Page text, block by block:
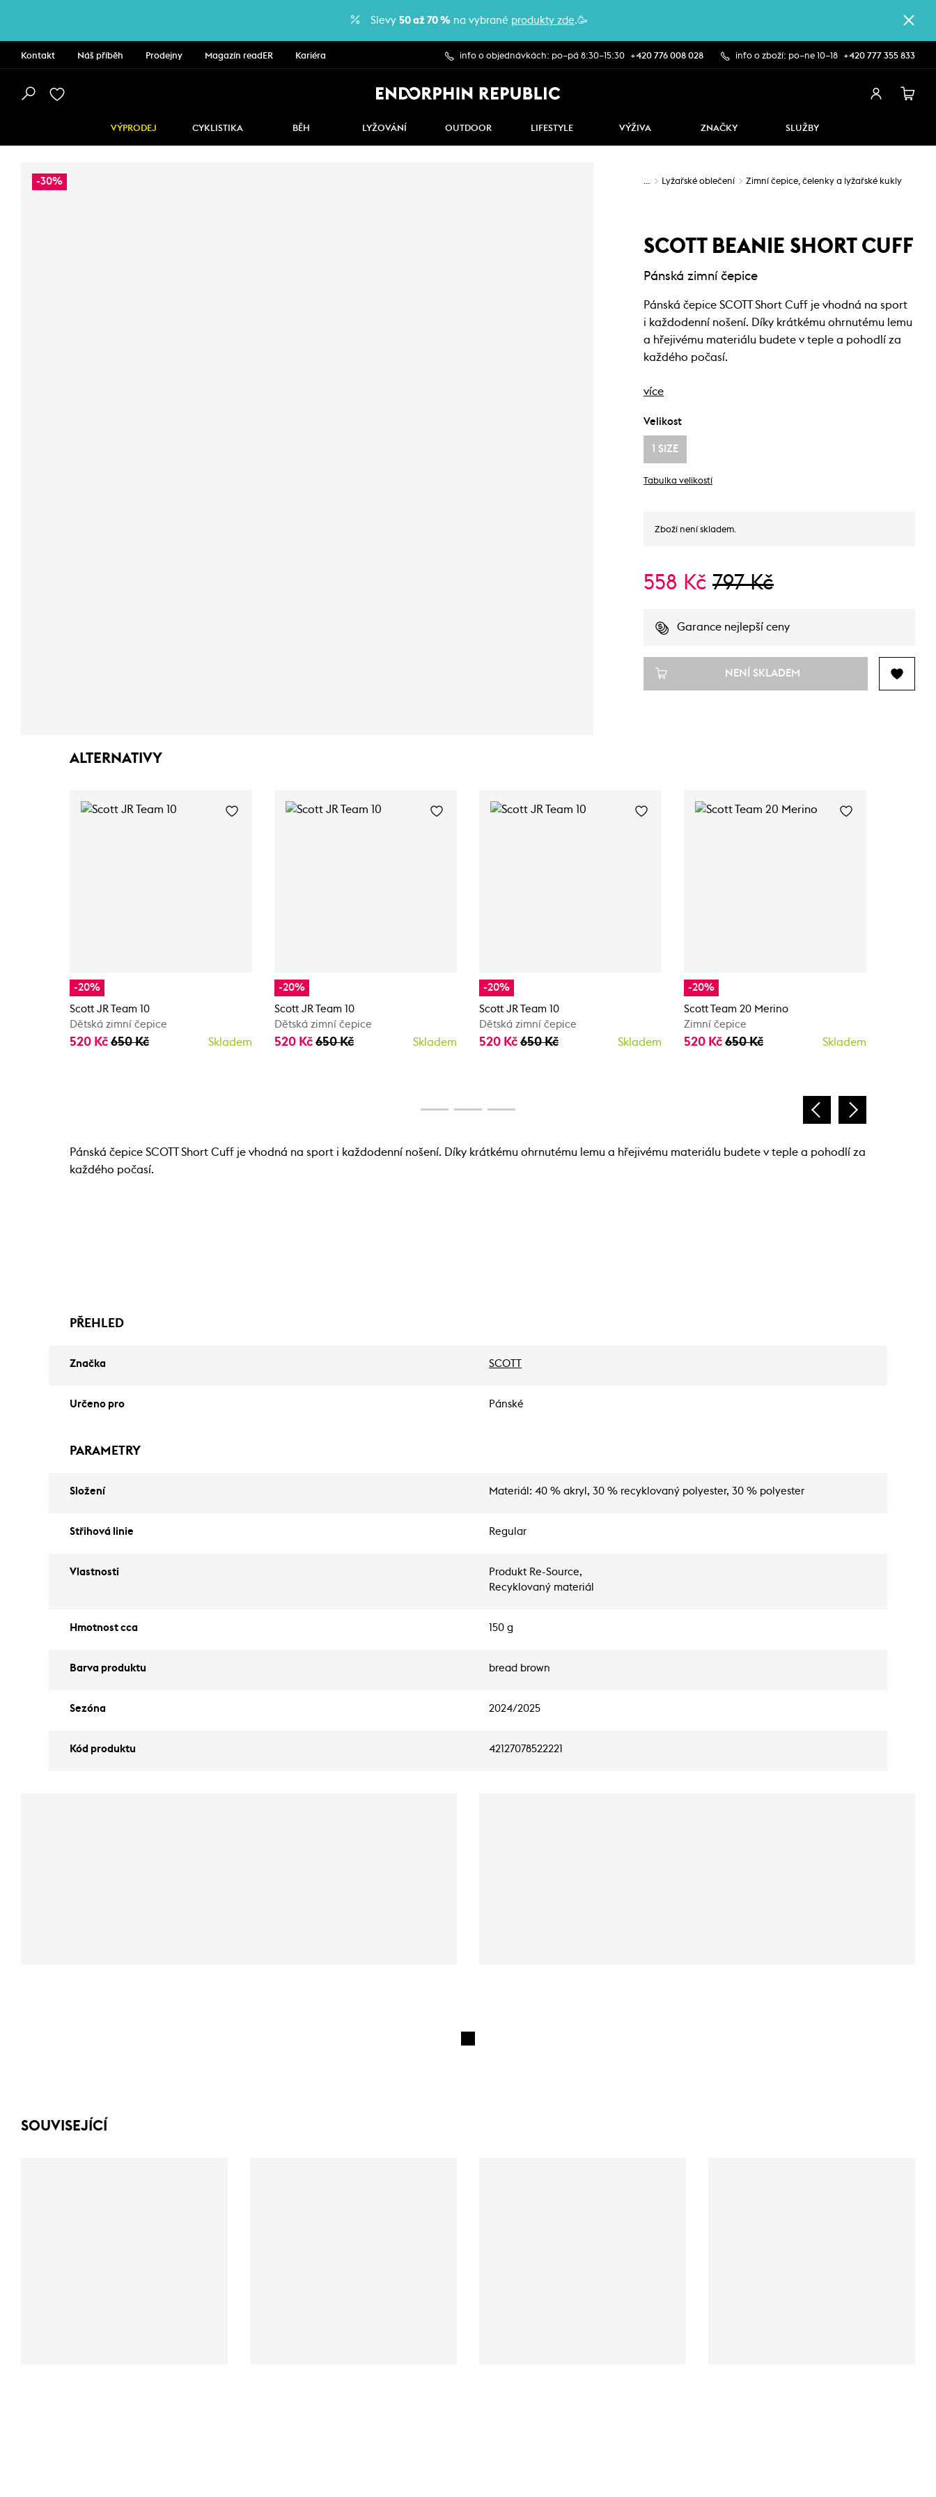
Slevy 50 až 70 % na vybrané produkty zde.🥳
Kontakt Náš příběh Prodejny Magazín readER Kariéra info o objednávkách: po–pá 8:30–15:30 +420 776 008 028 info o zboží: po–ne 10–18 +420 777 355 833
VÝPRODEJ CYKLISTIKA BĚH LYŽOVÁNÍ OUTDOOR LIFESTYLE VÝŽIVA ZNAČKY SLUŽBY
-30% … Lyžařské oblečení Zimní čepice, čelenky a lyžařské kukly
SCOTT BEANIE SHORT CUFF
Pánská zimní čepice
Pánská čepice SCOTT Short Cuff je vhodná na sport
i každodenní nošení. Díky krátkému ohrnutému lemu
a hřejivému materiálu budete v teple a pohodlí za
každého počasí.
více
Velikost
1 SIZE
Tabulka velikostí
Zboží není skladem.
558 Kč 797 Kč
Garance nejlepší ceny
NENÍ SKLADEM
ALTERNATIVY
-20%
Scott JR Team 10
Dětská zimní čepice
520 Kč 650 Kč Skladem
-20%
Scott JR Team 10
Dětská zimní čepice
520 Kč 650 Kč Skladem
-20%
Scott JR Team 10
Dětská zimní čepice
520 Kč 650 Kč Skladem
-20%
Scott Team 20 Merino
Zimní čepice
520 Kč 650 Kč Skladem
Pánská čepice SCOTT Short Cuff je vhodná na sport i každodenní nošení. Díky krátkému ohrnutému lemu a hřejivému materiálu budete v teple a pohodlí za
každého počasí.
PŘEHLED
Značka SCOTT
Určeno pro Pánské
PARAMETRY
Složení Materiál: 40 % akryl, 30 % recyklovaný polyester, 30 % polyester
Střihová linie Regular
Vlastnosti
Produkt Re-Source,
Recyklovaný materiál
Hmotnost cca 150 g
Barva produktu bread brown
Sezóna 2024/2025
Kód produktu 42127078522221
SOUVISEJÍCÍ